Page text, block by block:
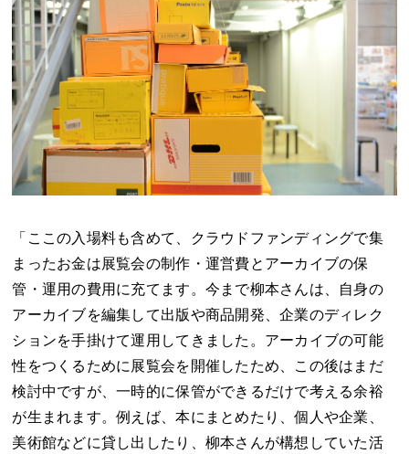
「ここの入場料も含めて、クラウドファンディングで集
まったお金は展覧会の制作・運営費とアーカイブの保
管・運用の費用に充てます。今まで柳本さんは、自身の
アーカイブを編集して出版や商品開発、企業のディレク
ションを手掛けて運用してきました。アーカイブの可能
性をつくるために展覧会を開催したため、この後はまだ
検討中ですが、一時的に保管ができるだけで考える余裕
が生まれます。例えば、本にまとめたり、個人や企業、
美術館などに貸し出したり、柳本さんが構想していた活